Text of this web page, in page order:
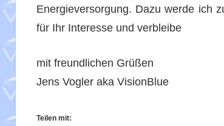
Energieversorgung. Dazu werde ich
für Ihr Interesse und verbleibe
mit freundlichen Grüßen
Jens Vogler aka VisionBlue
Teilen mit: